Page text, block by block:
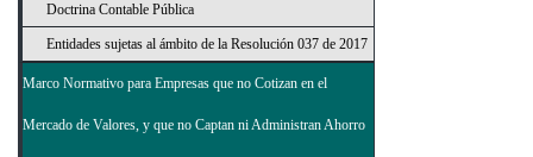
Doctrina Contable Pública
Entidades sujetas al ámbito de la Resolución 037 de 2017
Marco Normativo para Empresas que no Cotizan en el
Mercado de Valores, y que no Captan ni Administran Ahorro